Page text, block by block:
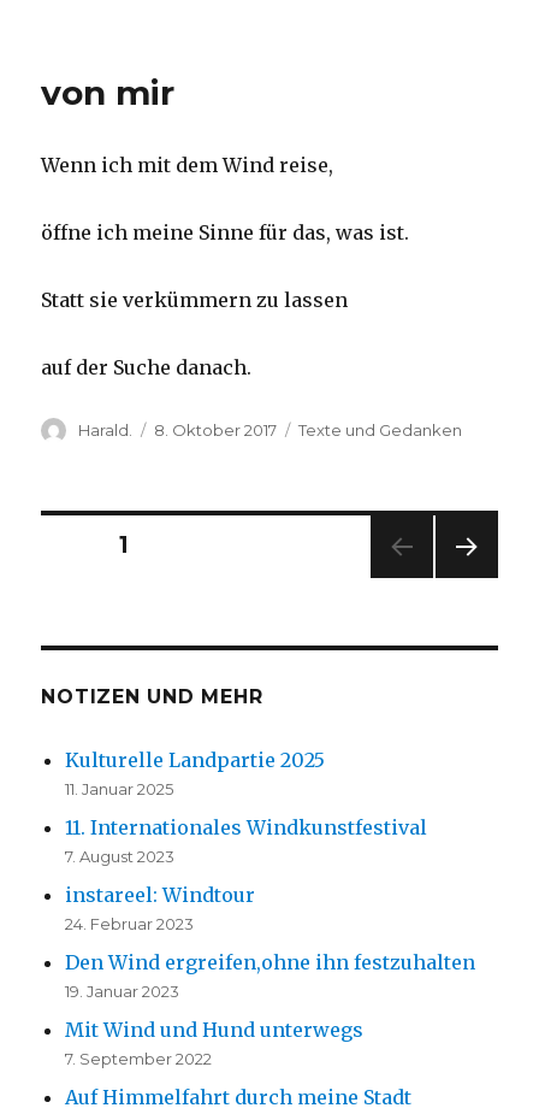
von mir
Wenn ich mit dem Wind reise,
öffne ich meine Sinne für das, was ist.
Statt sie verkümmern zu lassen
auf der Suche danach.
Autor
Harald.
Veröffentlicht
8. Oktober 2017 Kategorien
Texte und Gedanken
Seitennummerierung
Beiträge
SEITE1
E
NOTIZEN UND MEHR
Kulturelle Landpartie 2025
11. Januar 2025
11. Internationales Windkunstfestival
7. August 2023
instareel: Windtour
24. Februar 2023
Den Wind ergreifen,ohne ihn festzuhalten
19. Januar 2023
Mit Wind und Hund unterwegs
7. September 2022
Auf Himmelfahrt durch meine Stadt